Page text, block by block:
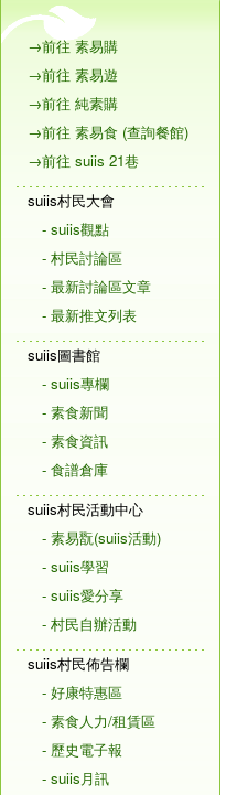
→前往 素易購
→前往 素易遊
→前往 純素購
→前往 素易食 (查詢餐館)
→前往 suiis 21巷
suiis村民大會
- suiis觀點
- 村民討論區
- 最新討論區文章
- 最新推文列表
suiis圖書館
- suiis專欄
- 素食新聞
- 素食資訊
- 食譜倉庫
suiis村民活動中心
- 素易翫(suiis活動)
- suiis學習
- suiis愛分享
- 村民自辦活動
suiis村民佈告欄
- 好康特惠區
- 素食人力/租賃區
- 歷史電子報
- suiis月訊